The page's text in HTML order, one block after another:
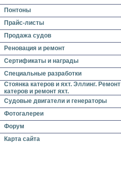
Понтоны
Прайс-листы
Продажа судов
Реновация и ремонт
Сертификаты и награды
Специальные разработки
Стоянка катеров и яхт. Эллинг. Ремонт
катеров и ремонт яхт.
Судовые двигатели и генераторы
Фотогалереи
Форум
Карта сайта